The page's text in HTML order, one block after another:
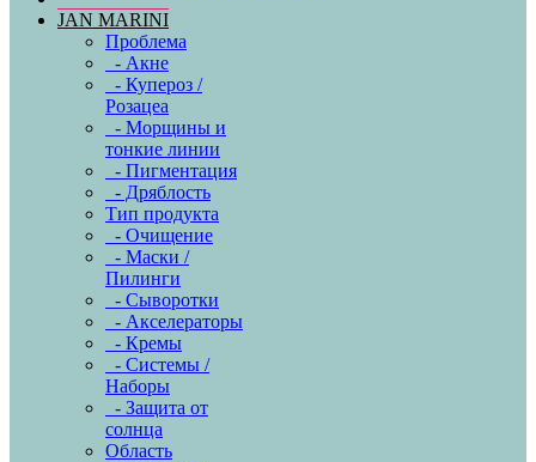
JAN MARINI
Проблема
- Акне
- Купероз /
Розацеа
- Морщины и
тонкие линии
- Пигментация
- Дряблость
Тип продукта
- Очищение
- Маски /
Пилинги
- Сыворотки
- Акселераторы
- Кремы
- Системы /
Наборы
- Защита от
солнца
Область